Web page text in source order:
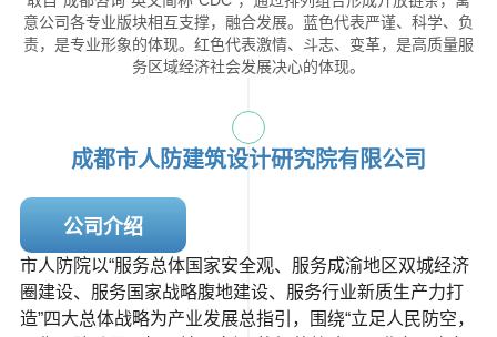
意公司各专业版块相互支撑，融合发展。蓝色代表严谨、科学、负
责，是专业形象的体现。红色代表激情、斗志、变革，是高质量服
务区域经济社会发展决心的体现。
成都市人防建筑设计研究院有限公司
公司介绍
市人防院以“服务总体国家安全观、服务成渝地区双城经济
圈建设、服务国家战略腹地建设、服务行业新质生产力打
造”四大总体战略为产业发展总指引，围绕“立足人民防空，